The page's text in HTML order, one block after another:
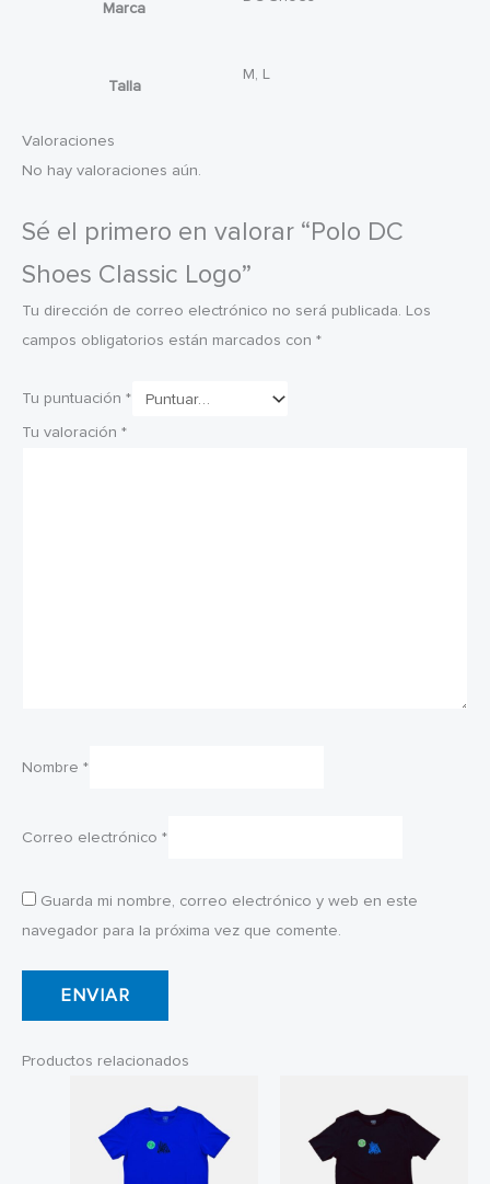
Marca
Talla
M, L
Valoraciones
No hay valoraciones aún.
Sé el primero en valorar “Polo DC
Shoes Classic Logo”
Tu dirección de correo electrónico no será publicada. Los
campos obligatorios están marcados con *
Tu puntuación *
Tu valoración *
Nombre *
Correo electrónico *
Guarda mi nombre, correo electrónico y web en este
navegador para la próxima vez que comente.
Productos relacionados